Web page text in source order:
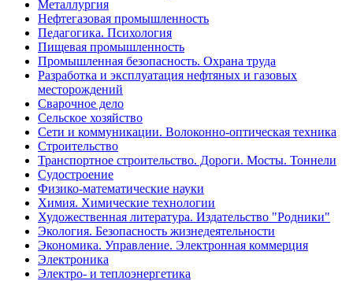
Металлургия
Нефтегазовая промышленность
Педагогика. Психология
Пищевая промышленность
Промышленная безопасность. Охрана труда
Разработка и эксплуатация нефтяных и газовых
месторождений
Сварочное дело
Сельское хозяйство
Сети и коммуникации. Волоконно-оптическая техника
Строительство
Транспортное строительство. Дороги. Мосты. Тоннели
Судостроение
Физико-математические науки
Химия. Химические технологии
Художественная литература. Издательство "Родники"
Экология. Безопасность жизнедеятельности
Экономика. Управление. Электронная коммерция
Электроника
Электро- и теплоэнергетика